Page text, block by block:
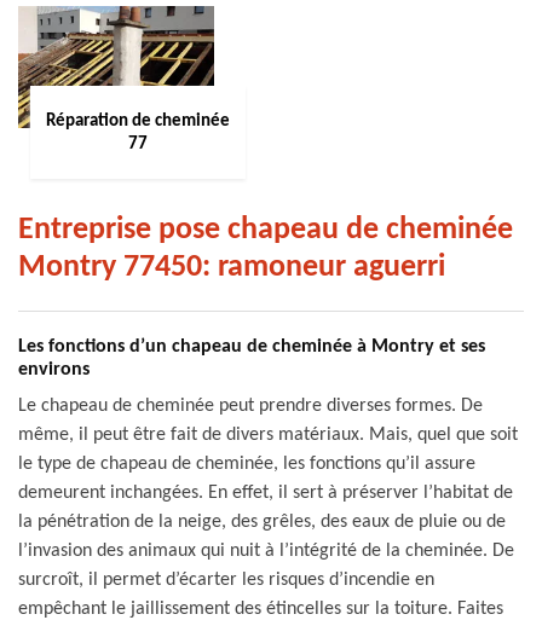
Réparation de cheminée
77
Entreprise pose chapeau de cheminée
Montry 77450: ramoneur aguerri
Les fonctions d’un chapeau de cheminée à Montry et ses
environs
Le chapeau de cheminée peut prendre diverses formes. De
même, il peut être fait de divers matériaux. Mais, quel que soit
le type de chapeau de cheminée, les fonctions qu’il assure
demeurent inchangées. En effet, il sert à préserver l’habitat de
la pénétration de la neige, des grêles, des eaux de pluie ou de
l’invasion des animaux qui nuit à l’intégrité de la cheminée. De
surcroît, il permet d’écarter les risques d’incendie en
empêchant le jaillissement des étincelles sur la toiture. Faites